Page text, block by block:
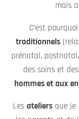
mais
C’est
traditionnels
prénatal,
des soins et
hommes et aux
Les ateliersque je